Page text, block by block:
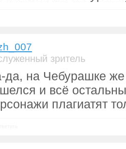
зритель
да, на Чебурашке же
и всё
плагиатят